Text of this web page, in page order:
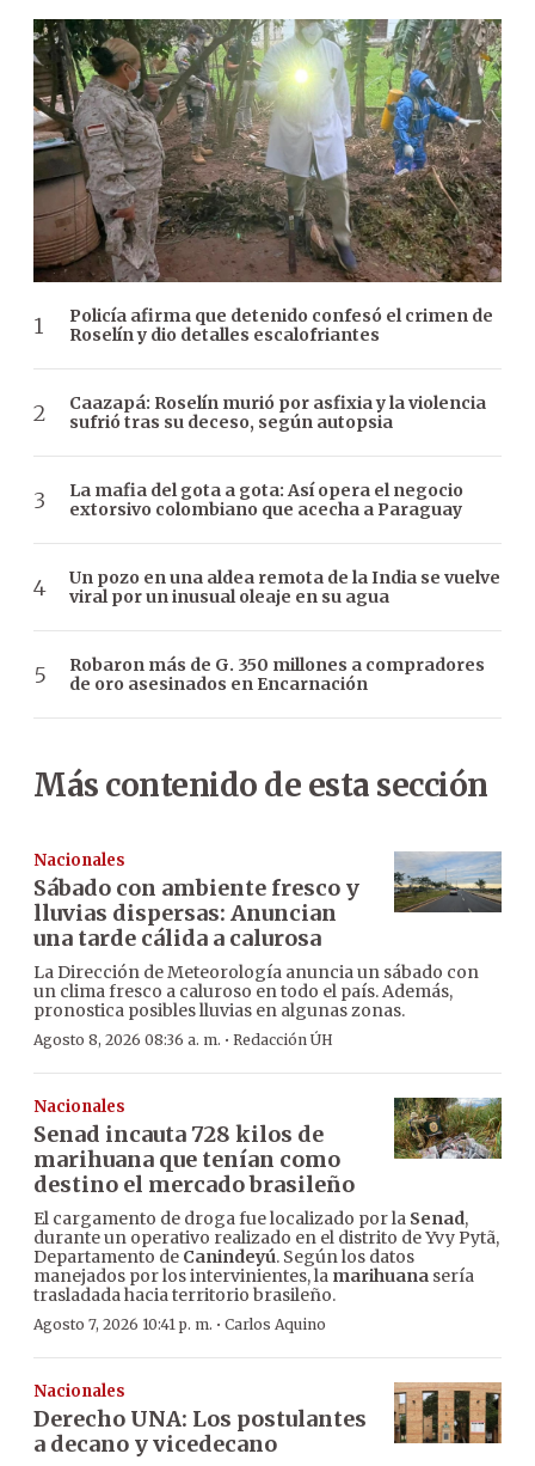
Policía afirma que detenido confesó el crimen de
Roselín y dio detalles escalofriantes
Caazapá: Roselín murió por asfixia y la violencia
sufrió tras su deceso, según autopsia
La mafia del gota a gota: Así opera el negocio
extorsivo colombiano que acecha a Paraguay
Un pozo en una aldea remota de la India se vuelve
viral por un inusual oleaje en su agua
Robaron más de G. 350 millones a compradores
de oro asesinados en Encarnación
Más contenido de esta sección
Nacionales
Sábado con ambiente fresco y
lluvias dispersas: Anuncian
una tarde cálida a calurosa
La Dirección de Meteorología anuncia un sábado con
un clima fresco a caluroso en todo el país. Además,
pronostica posibles lluvias en algunas zonas.
Agosto 8, 2026 08:36 a. m. · Redacción ÚH
Nacionales
Senad incauta 728 kilos de
marihuana que tenían como
destino el mercado brasileño
El cargamento de droga fue localizado por la Senad,
durante un operativo realizado en el distrito de Yvy Pytã,
Departamento de Canindeyú. Según los datos
manejados por los intervinientes, la marihuana sería
trasladada hacia territorio brasileño.
Agosto 7, 2026 10:41 p. m. · Carlos Aquino
Nacionales
Derecho UNA: Los postulantes
a decano y vicedecano